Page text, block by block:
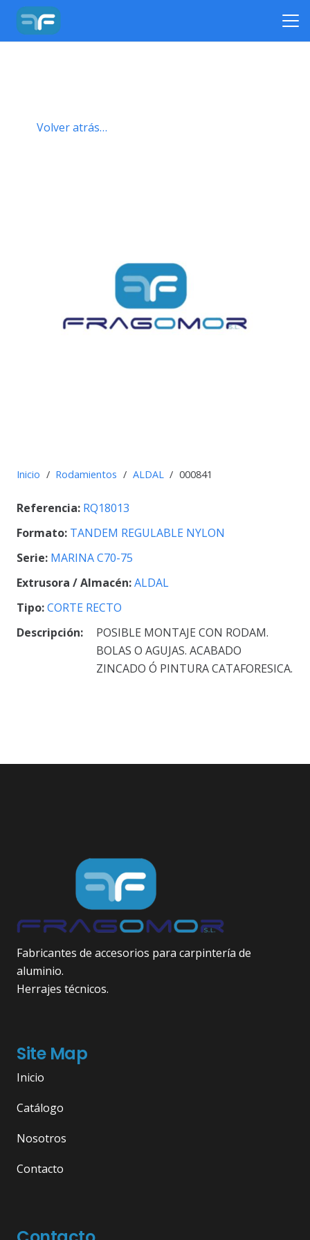
Volver atrás…
Inicio / Rodamientos / ALDAL / 000841
Referencia: RQ18013
Formato: TANDEM REGULABLE NYLON
Serie: MARINA C70-75
Extrusora / Almacén:ALDAL
Tipo:CORTE RECTO
Descripción:
POSIBLE MONTAJE CON RODAM.
BOLAS O AGUJAS. ACABADO
ZINCADO Ó PINTURA CATAFORESICA.
Fabricantes de accesorios para carpintería de
aluminio.
Herrajes técnicos.
Site Map
Inicio
Catálogo
Nosotros
Contacto